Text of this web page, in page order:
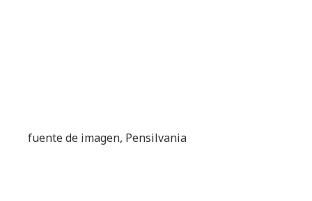
fuente de imagen, Pensilvania